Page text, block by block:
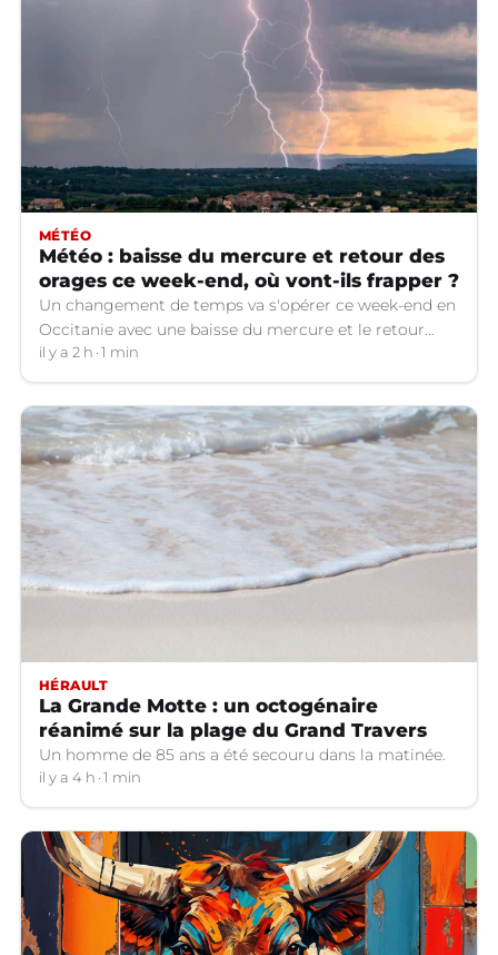
MÉTÉO
Météo : baisse du mercure et retour des
orages ce week-end, où vont-ils frapper ?
Un changement de temps va s'opérer ce week-end en
Occitanie avec une baisse du mercure et le retour
d'orages dans certains départements.
il y a 2 h 1 min
HÉRAULT
La Grande Motte : un octogénaire
réanimé sur la plage du Grand Travers
Un homme de 85 ans a été secouru dans la matinée.
il y a 4 h 1 min